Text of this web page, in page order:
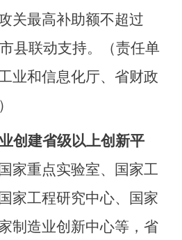
关最高补助额不超过
县联动支持。
（责任单
业和信息化厅、省财政
创建省级以上创新平
家重点实验室、国家工
家工程研究中心、国家
制造业创新中心等，省